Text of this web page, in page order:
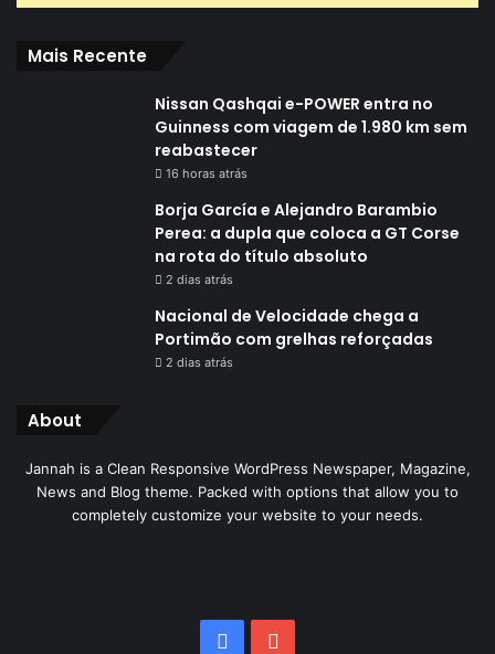
Mais Recente
Nissan Qashqai e-POWER entra no
Guinness com viagem de 1.980 km sem
reabastecer
16 horas atrás
Borja García e Alejandro Barambio
Perea: a dupla que coloca a GT Corse
na rota do título absoluto
2 dias atrás
Nacional de Velocidade chega a
Portimão com grelhas reforçadas
2 dias atrás
About
Jannah is a Clean Responsive WordPress Newspaper, Magazine,
News and Blog theme. Packed with options that allow you to
completely customize your website to your needs.
Facebook